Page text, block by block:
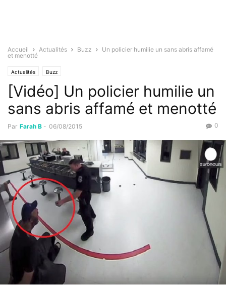
Accueil Actualités Buzz
Un policier humilie un sans abris affamé
et menotté
Actualités Buzz
[Vidéo] Un policier humilie un
sans abris affamé et menotté
Par Farah B - 06/08/2015 0